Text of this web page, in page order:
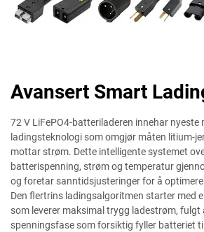
Avansert Smart
72 V LiFePO4-batteriladeren innehar
ladingsteknologi som omgjør måten litium-
mottar strøm. Dette intelligente systemet
batterispenning, strøm og temperatur
og foretar sanntidsjusteringer for å
Den flertrins ladingsalgoritmen starter med
som leverer maksimal trygg ladestrøm, fulgt
spenningsfase som forsiktig fyller batteriet